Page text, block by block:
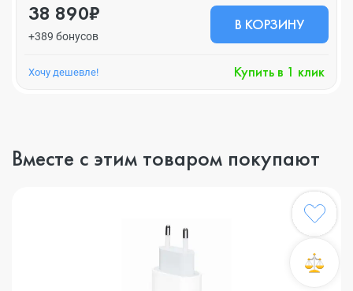
38 890₽
+389 бонусов
В КОРЗИНУ
Хочу дешевле! Купить в 1 клик
Вместе с этим товаром покупают